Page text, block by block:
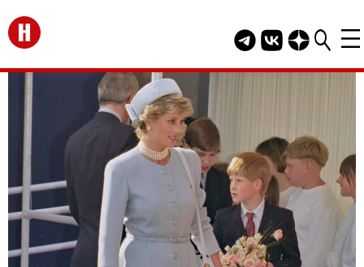
Перейти на главную
Telegram канал
Группа HELLO
Канал